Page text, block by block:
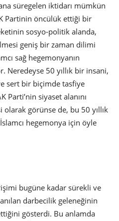
süregelen iktidarı mümkün
Partinin öncülük ettiği bir
sosyo-politik alanda,
geniş bir zaman dilimi
sağ hegemonyanın
Neredeyse 50 yıllık bir insani,
sert bir biçimde tasfiye
siyaset alanını
görünse de, bu 50 yıllık
hegemonya için öyle
bugüne kadar sürekli ve
darbecilik geleneğinin
gösterdi. Bu anlamda